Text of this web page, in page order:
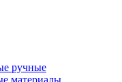
ручные
материалы